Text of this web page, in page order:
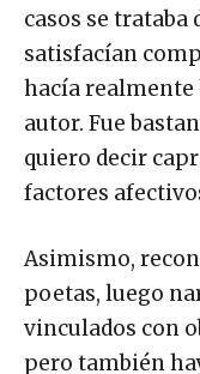
casos se
satisfacían
hacía realmente
autor. Fue
quiero decir
factores
Asimismo,
poetas, luego
vinculados con
pero también